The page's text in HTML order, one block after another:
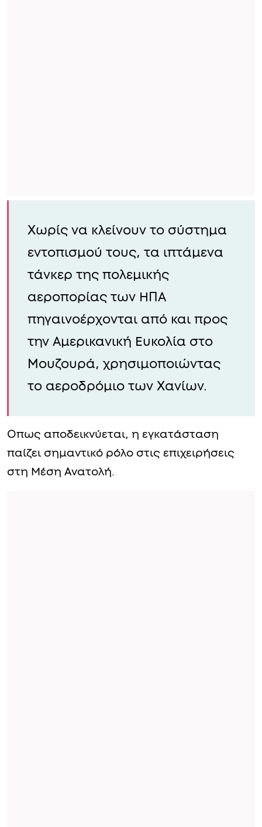
Χωρίς να κλείνουν το σύστημα
εντοπισμού τους, τα ιπτάμενα
τάνκερ της πολεμικής
αεροπορίας των ΗΠΑ
πηγαινοέρχονται από και προς
την Αμερικανική Ευκολία στο
Μουζουρά, χρησιμοποιώντας
το αεροδρόμιο των Χανίων.
Οπως αποδεικνύεται, η εγκατάσταση
παίζει σημαντικό ρόλο στις επιχειρήσεις
στη Μέση Ανατολή.